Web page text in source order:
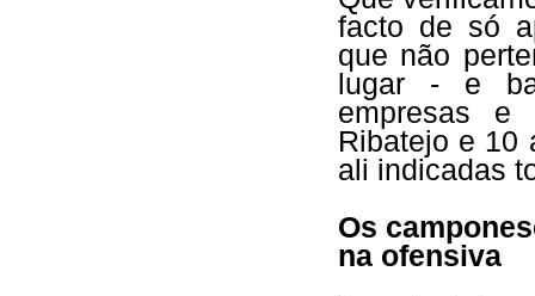
facto de só
que não
lugar - e
empresas e
Ribatejo e 10
ali indicadas
Os
na ofensiva